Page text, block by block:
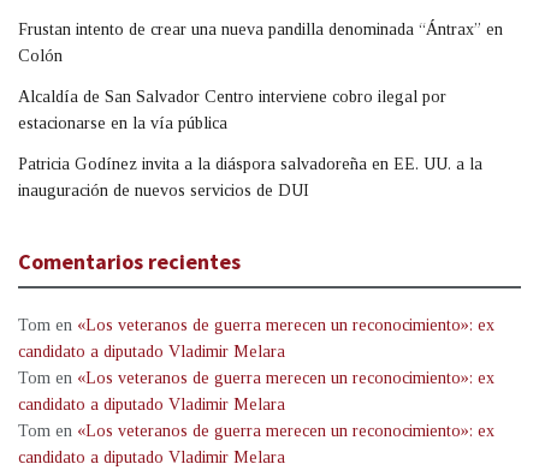
Frustan intento de crear una nueva pandilla denominada “Ántrax” en
Colón
Alcaldía de San Salvador Centro interviene cobro ilegal por
estacionarse en la vía pública
Patricia Godínez invita a la diáspora salvadoreña en EE. UU. a la
inauguración de nuevos servicios de DUI
Comentarios recientes
Tom en «Los veteranos de guerra merecen un reconocimiento»: ex
candidato a diputado Vladimir Melara
Tom en «Los veteranos de guerra merecen un reconocimiento»: ex
candidato a diputado Vladimir Melara
Tom en «Los veteranos de guerra merecen un reconocimiento»: ex
candidato a diputado Vladimir Melara